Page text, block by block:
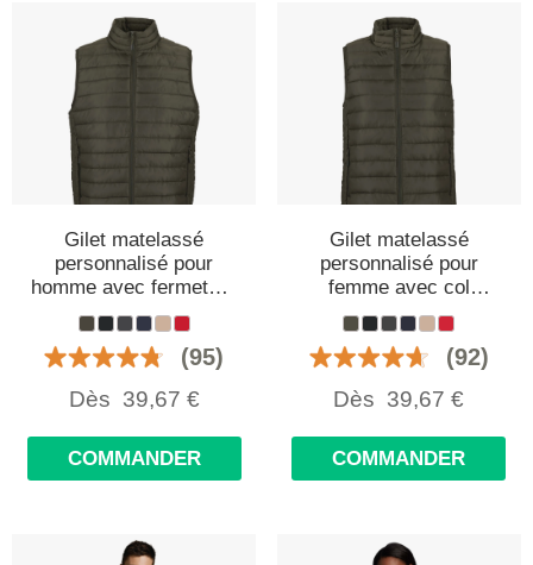
Gilet matelassé
personnalisé pour
homme avec fermeture
éclair
(95)
Dès 39,67 €
COMMANDER
Gilet matelassé
personnalisé pour
femme avec col
montant
(92)
Dès 39,67 €
COMMANDER